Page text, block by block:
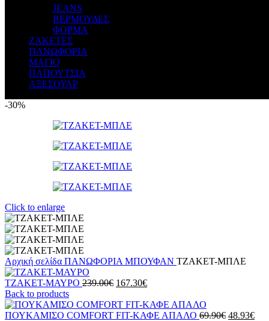
JEANS
ΒΕΡΜΟΥΔΕΣ
ΦΟΡΜΑ
ΖΑΚΕΤΕΣ
ΠΑΝΩΦΟΡΙΑ
ΜΑΓΙΟ
ΠΑΠΟΥΤΣΙΑ
ΑΞΕΣΟΥΑΡ
-30%
Click to enlarge
Αρχική σελίδα ΠΑΝΩΦΟΡΙΑ ΜΠΟΥΦΑΝ ΤΖΑΚΕΤ-ΜΠΛΕ
ΤΖΑΚΕΤ-ΜΑΥΡΟ 239.00€ Original
was:
239.00€.
167.30€Η
τιμή
είναι:
Back to products
ΠΟΥΚΑΜΙΣΟ COMFORT FIT-ΚΑΦΕ ΑΠΑΛΟ 69.90€ Original
48.93€Η